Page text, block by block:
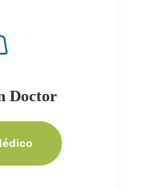
Doctor